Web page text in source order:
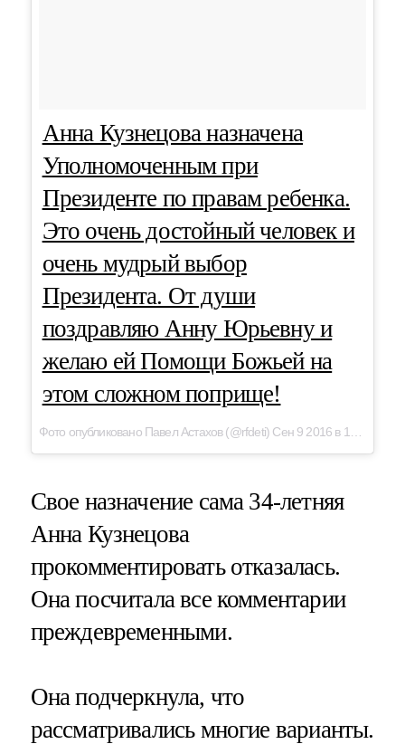
Анна Кузнецова назначена
Уполномоченным при
Президенте по правам ребенка.
Это очень достойный человек и
очень мудрый выбор
Президента. От души
поздравляю Анну Юрьевну и
желаю ей Помощи Божьей на
этом сложном поприще!
Свое назначение сама 34-летняя
Анна Кузнецова
прокомментировать отказалась.
Она посчитала все комментарии
преждевременными.
Она подчеркнула, что
рассматривались многие варианты.